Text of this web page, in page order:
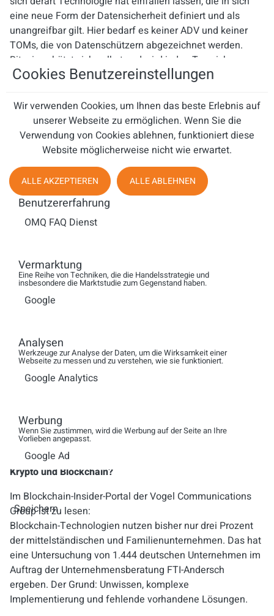
eine neue Form der Datensicherheit definiert und als
unangreifbar gilt. Hier bedarf es keiner ADV und keiner
TOMs, die von Datenschützern abgezeichnet werden.
Bitcoin schützt sich selbst und wird jeden Tag sicherer.
Merke:
Bitcoin ist deflationäres Geld und somit von sich aus
vermutlich permanent im Wert steigend.
Bitcoin ist dennoch volatil und eignet sich für Trader
mit kurzen Haltezeiten für hohe Renditen in sehr
kurzen Zeitfenstern. Bitcoin wird mittlerweile auf
nahezu allen Handelsplattformen angeboten und
durch permanent steigende Handelsaktivität
preisschwankend, wobei die Tiefpunkte immer höher
liegen und ein Allzeithoch das nächste jagt.
Netzwerk der Welt. Der Bitcoin würde selbst dem
Angriff einer Regierung oder mehrerer Staaten
trotzen, denn der Bitcoin setzt bei der Sicherheit auf
Energie. Um das täglich größer werdende Netzwerk
einzelner Staat dazu weder technisch noch finanziell
in der Lage wäre. Zudem fehlt es der Menschheit an
ausreichend vorhandener Rechenleistung auf
Microchips. Der aktuelle Bedarf an Chips ist 100 mal
Jahren in der Lage sind nachzuproduzieren.
Und welche Rolle spielen die Unternehmen in Sachen
Krypto und Blockchain?
Im Blockchain-Insider-Portal derVogel Communications
Groupist zu lesen:
Blockchain-Technologien nutzen bisher nur drei Prozent
der mittelständischen und Familienunternehmen. Das hat
eine Untersuchung von 1.444 deutschen Unternehmen im
Auftrag der Unternehmensberatung FTI-Andersch
ergeben. Der Grund: Unwissen, komplexe
Implementierung und fehlende vorhandene Lösungen.
Cookies Benutzereinstellungen
Wir verwenden Cookies, um Ihnen das beste Erlebnis auf
unserer Webseite zu ermöglichen. Wenn Sie die
Verwendung von Cookies ablehnen, funktioniert diese
Website möglicherweise nicht wie erwartet.
ALLE AKZEPTIEREN ALLE ABLEHNEN
Benutzererfahrung
OMQ FAQ Dienst
Vermarktung
Eine Reihe von Techniken, die die Handelsstrategie und
insbesondere die Marktstudie zum Gegenstand haben.
Google
Analysen
Werkzeuge zur Analyse der Daten, um die Wirksamkeit einer
Webseite zu messen und zu verstehen, wie sie funktioniert.
Google Analytics
Werbung
Wenn Sie zustimmen, wird die Werbung auf der Seite an Ihre
Vorlieben angepasst.
Google Ad
Speichern